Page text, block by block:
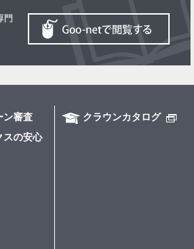
ン審査
スの安心
クラウンカタログ